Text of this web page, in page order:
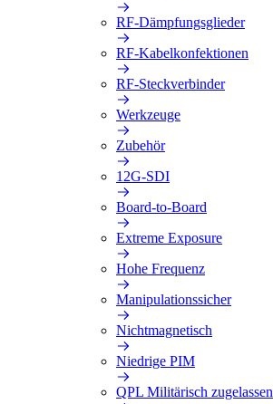
RF-Dämpfungsglieder
RF-Kabelkonfektionen
RF-Steckverbinder
Werkzeuge
Zubehör
12G-SDI
Board-to-Board
Extreme Exposure
Hohe Frequenz
Manipulationssicher
Nichtmagnetisch
Niedrige PIM
QPL Militärisch zugelassen